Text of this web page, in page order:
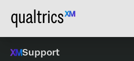
Support